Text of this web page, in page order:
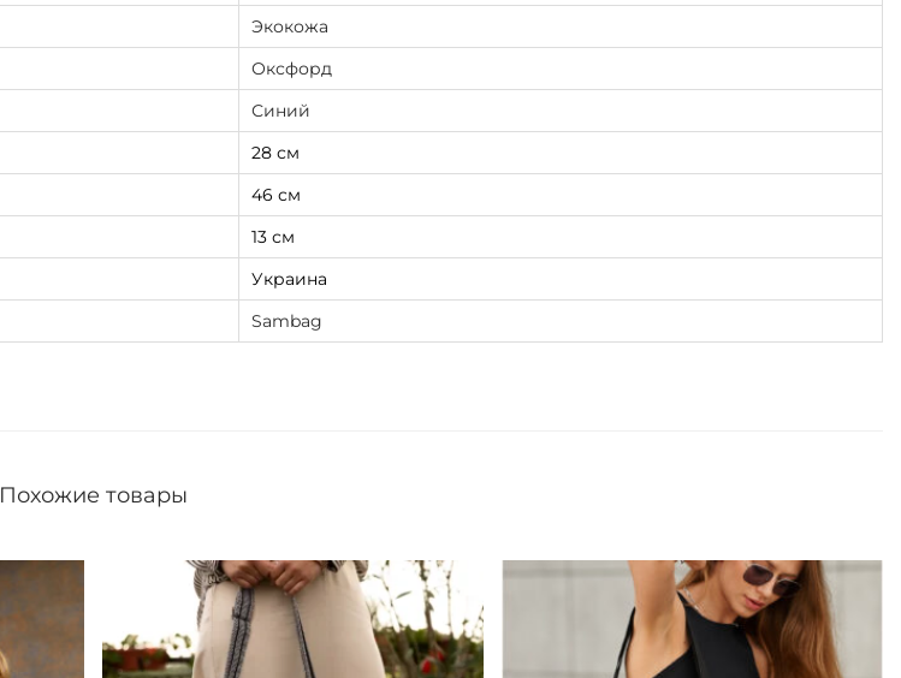
Экокожа
Оксфорд
Синий
28 см
46 см
13 см
Украина
Sambag
Похожие товары